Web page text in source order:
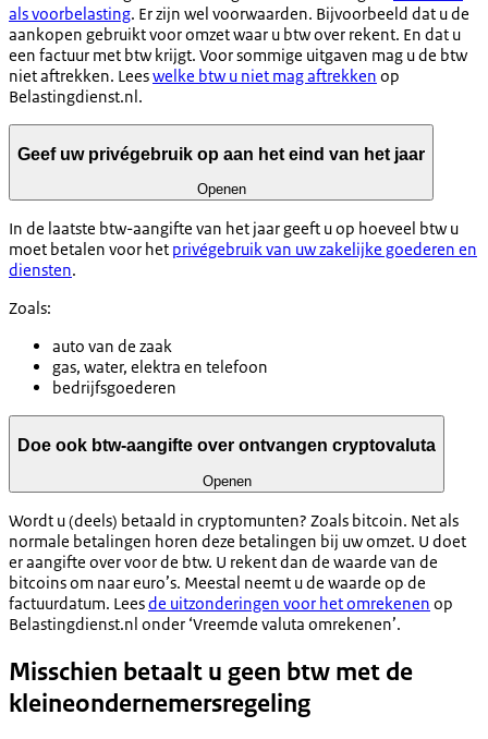
als voorbelasting. Er zijn wel voorwaarden. Bijvoorbeeld dat u de
aankopen gebruikt voor omzet waar u btw over rekent. En dat u
een factuur met btw krijgt. Voor sommige uitgaven mag u de btw
niet aftrekken. Leeswelke btw u niet mag aftrekken op
Belastingdienst.nl.
Geef uw privégebruik op aan het eind van het jaar
Openen
In de laatste btw-aangifte van het jaar geeft u op hoeveel btw u
moet betalen voor het privégebruik van uw zakelijke goederen en
diensten.
Zoals:
auto van de zaak
gas, water, elektra en telefoon
bedrijfsgoederen
Doe ook btw-aangifte over ontvangen cryptovaluta
Openen
Wordt u (deels) betaald in cryptomunten? Zoals bitcoin. Net als
normale betalingen horen deze betalingen bij uw omzet. U doet
er aangifte over voor de btw. U rekent dan de waarde van de
bitcoins om naar euro’s. Meestal neemt u de waarde op de
factuurdatum. Leesde uitzonderingen voor het omrekenen op
Belastingdienst.nl onder ‘Vreemde valuta omrekenen’.
Misschien betaalt u geen btw met de
kleineondernemersregeling